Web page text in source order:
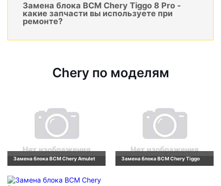
Замена блока BCM Chery Tiggo 8 Pro -
какие запчасти вы используете при
ремонте?
Chery по моделям
Замена блока BCM Chery Amulet Замена блока BCM Chery Tiggo